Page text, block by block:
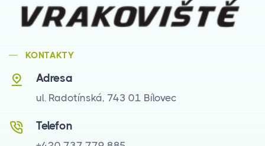
KONTAKTY
Adresa
ul. Radotínská, 743 01 Bílovec
Telefon